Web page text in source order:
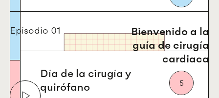
Preparación
Día de la cirugía y
quirófano
5
01
Bienvenido a la
guía de cirugía
cardiaca